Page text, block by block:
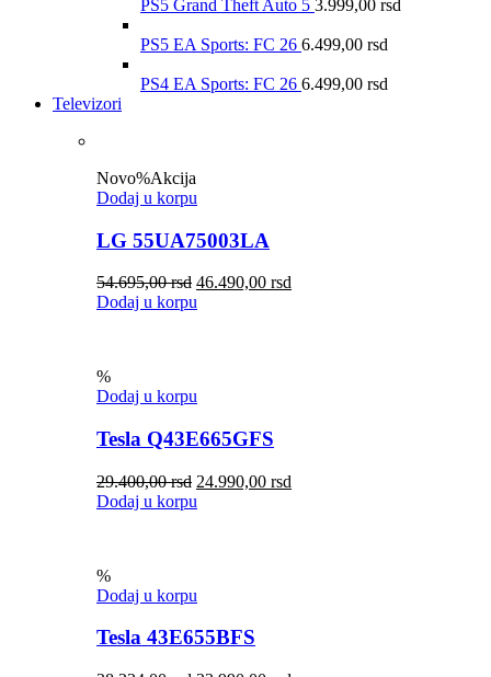
PS5 Grand Theft Auto 5 3.999,00 rsd
PS5 EA Sports: FC 26 6.499,00 rsd
PS4 EA Sports: FC 26 6.499,00 rsd
Televizori
Novo%Akcija
Dodaj u korpu
LG 55UA75003LA
54.695,00rsd 46.490,00 rsd
Dodaj u korpu
%
Dodaj u korpu
Tesla Q43E665GFS
29.400,00rsd 24.990,00 rsd
Dodaj u korpu
%
Dodaj u korpu
Tesla 43E655BFS